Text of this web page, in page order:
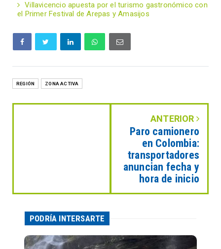
Villavicencio apuesta por el turismo gastronómico con
el Primer Festival de Arepas y Amasijos
REGIÓN ZONA ACTIVA
ANTERIOR
Paro camionero
en Colombia:
transportadores
anuncian fecha y
hora de inicio
PODRÍA INTERSARTE